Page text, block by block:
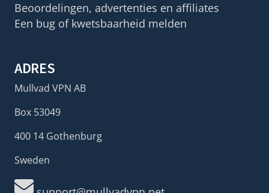
Beoordelingen, advertenties en affiliates
Een bug of kwetsbaarheid melden
ADRES
Mullvad VPN AB
Box 53049
400 14 Gothenburg
Sweden